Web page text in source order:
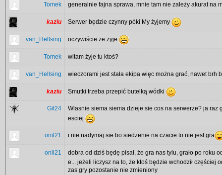
Tomek generalnie fajna sprawa, mnie tam nie zależy akurat na
kaziu Serwer będzie czynny póki My żyjemy
van_Hellsing oczywiście że żyje
Tomek witam żyje tu ktoś?
van_Hellsing wieczorami jest stała ekipa więc można grać, nawet brh
kaziu Smutki trzeba przepić butelką wódki
Git24
Wlasnie siema siema dzieje sie cos na serwerze? ja raz
esciej
onil21 i nie nadymaj sie bo siedzenie na czacie to nie jest gra
onil21
dobra od dziś będę pisał, że gra nas tylu, grało po roku
e... jeżeli liczysz na to, że ktoś będzie wchodził częściej
zas gry pozostanie nie zmieniony